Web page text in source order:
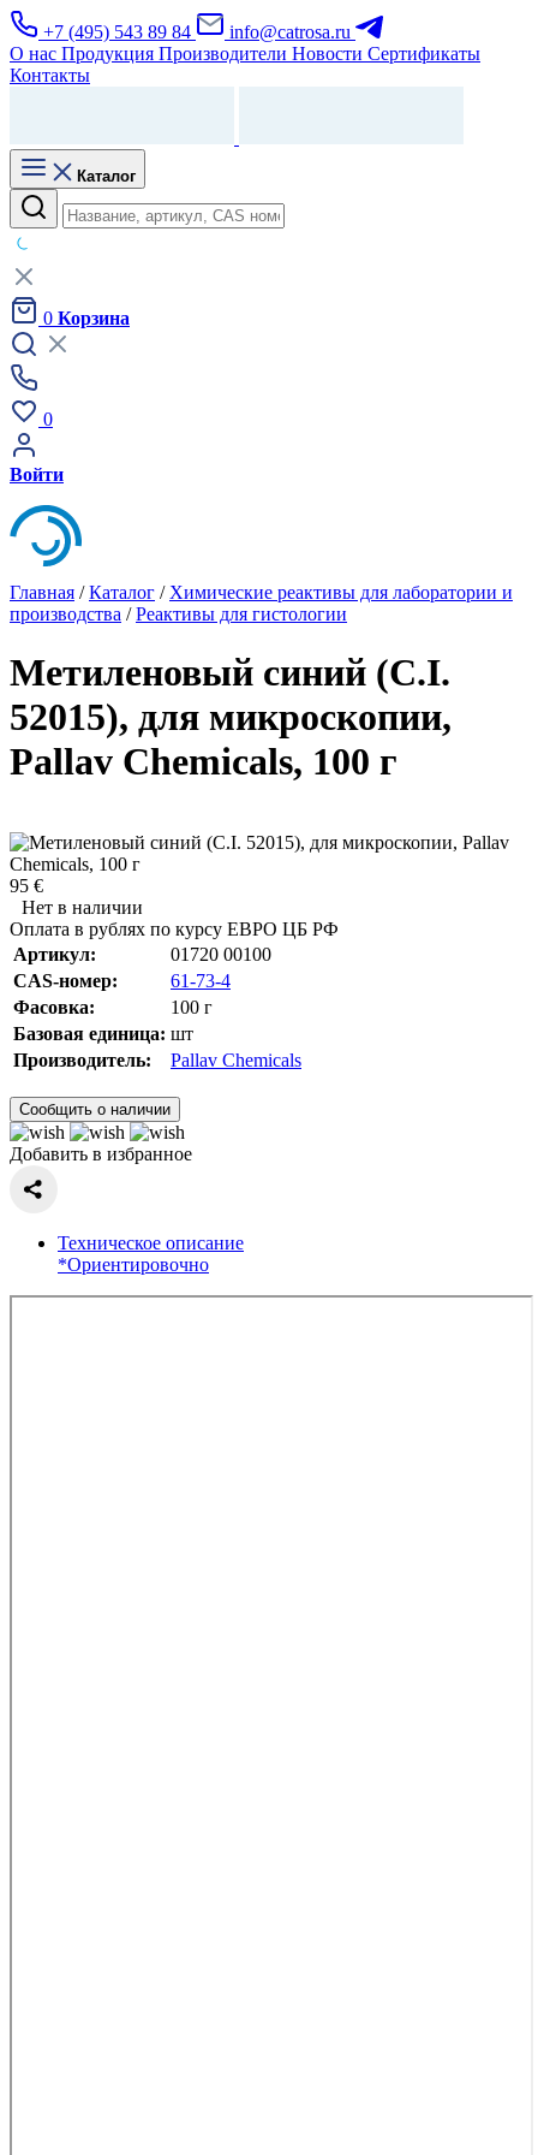
+7 (495) 543 89 84
info@catrosa.ru
О нас Продукция Производители Новости Сертификаты
Контакты
Каталог
0 Корзина
0
Войти
Главная /Каталог / Химические реактивы для лаборатории и
производства /Реактивы для гистологии
Метиленовый синий (C.I.
52015), для микроскопии,
Pallav Chemicals, 100 г
95 €
Нет в наличии
Оплата в рублях по курсу ЕВРО ЦБ РФ
Артикул:
01720 00100
CAS-номер:
61-73-4
Фасовка:
100 г
Базовая единица: шт
Производитель:
Pallav Chemicals
Сообщить о наличии
Добавить в избранное
Техническое описание
*Ориентировочно